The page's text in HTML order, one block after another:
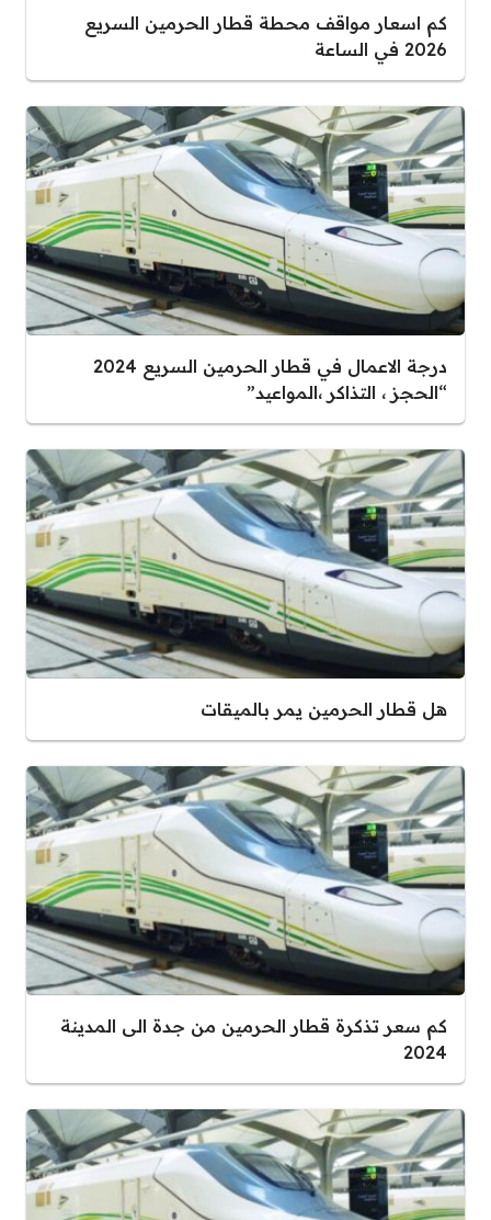
كم اسعار مواقف محطة قطار الحرمين السريع
2026 في الساعة
درجة الاعمال في قطار الحرمين السريع 2024
“الحجز ، التذاكر ،المواعيد”
هل قطار الحرمين يمر بالميقات
كم سعر تذكرة قطار الحرمين من جدة الى المدينة
2024